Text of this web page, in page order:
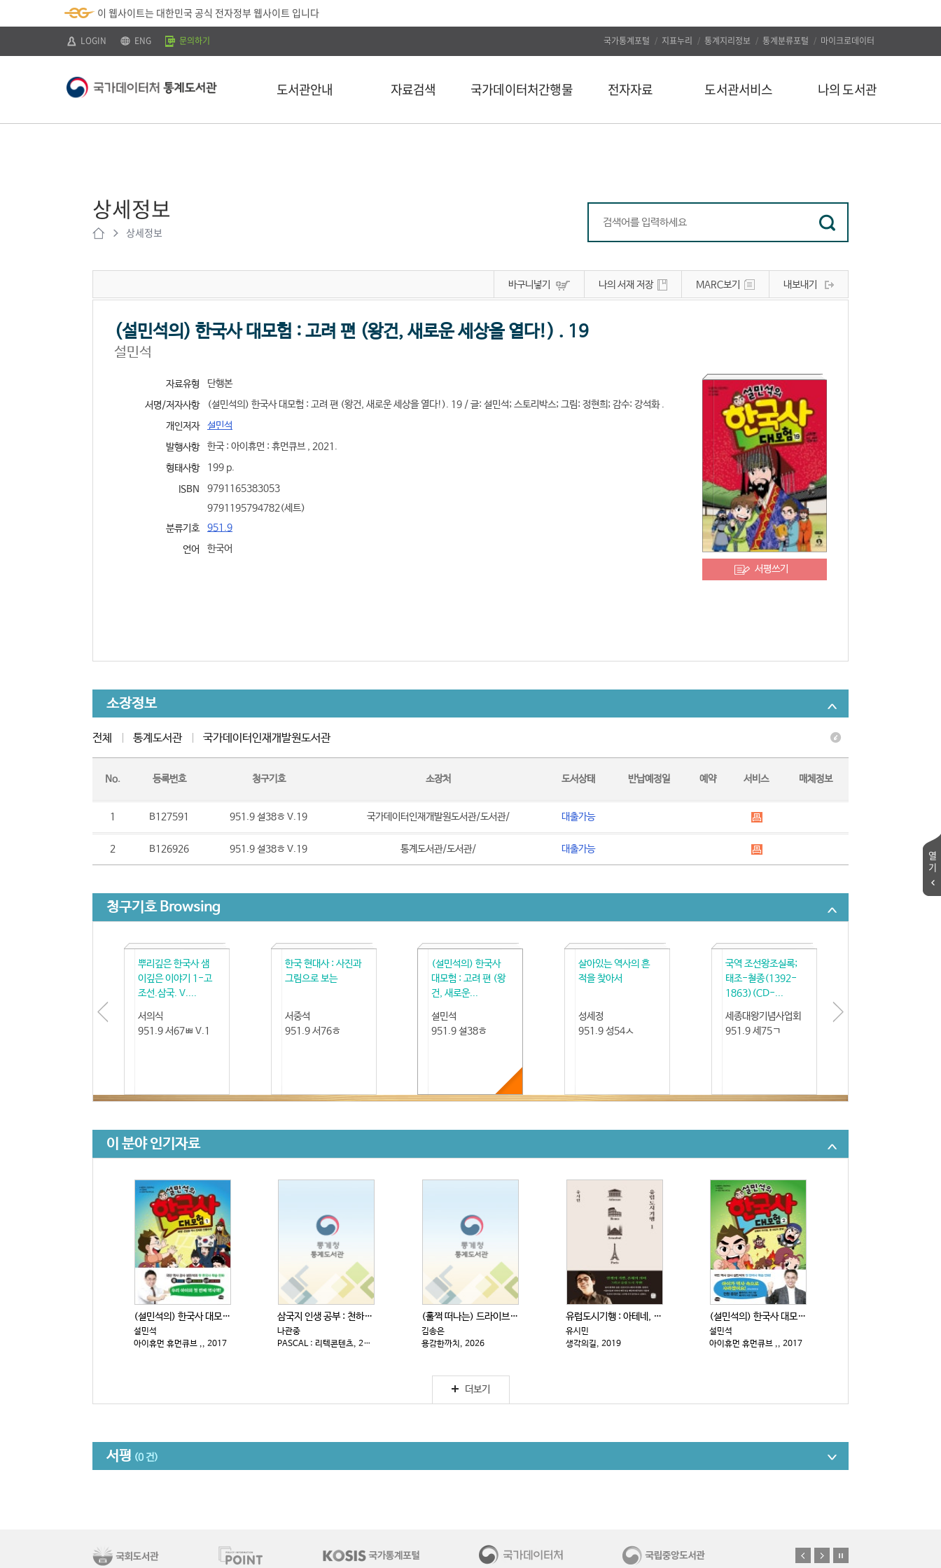
로
기
o
로
바
이 웹사이트는 대한민국 공식 전자정부 웹사이트 입니다
LOGIN ENG 문의하기 국가통계포털 지표누리 통계지리정보 통계분류포털 마이크로데이터
도서관안내 자료검색
컬렉션
국가데이터처간행물 전자자료
전자도서
도서관서비스
인기도서
정보서비스
유관사이트
공지사항
나의 도서관
대출/예약조회
자료구입신청
나의 서재
나의 서평
상세정보
상세정보
바구니넣기 나의 서재 저장 MARC보기 내보내기
(설민석의) 한국사 대모험 : 고려 편 (왕건, 새로운 세상을 열다!) . 19
설민석
서평쓰기
자료유형
단행본
서명/저자사항
(설민석의) 한국사 대모험 : 고려 편 (왕건, 새로운 세상을 열다!). 19 / 글: 설민석; 스토리박스; 그림: 정현희; 감수: 강석화 .
개인저자
설민석
발행사항
한국 : 아이휴먼 : 휴먼큐브 , 2021.
형태사항
199 p.
ISBN
9791165383053
9791195794782(세트)
분류기호
951.9
언어
한국어
소장정보
전체 통계도서관 국가데이터인재개발원도서관
No. 등록번호 청구기호 소장처 도서상태 반납예정일 예약 서비스 매체정보
1 B127591 951.9 설38ㅎ V.19 국가데이터인재개발원도서관/도서관/ 대출가능
2 B126926 951.9 설38ㅎ V.19 통계도서관/도서관/ 대출가능
청구기호 Browsing
뿌리깊은 한국사 샘
이깊은 이야기 1-고
조선.삼국. V....
서의식
951.9 서67ㅃ V.1
한국 현대사 : 사진과
그림으로 보는
서중석
951.9 서76ㅎ
(설민석의) 한국사
대모험 : 고려 편 (왕
건, 새로운...
설민석
951.9 설38ㅎ
살아있는 역사의 흔
적을 찾아서
성세정
951.9 성54ㅅ
국역 조선왕조실록;
태조-철종(1392-
1863)(CD-...
세종대왕기념사업회
951.9 세75ㄱ
이 분야 인기자료
(설민석의) 한국사 대모험 : 특명! 온달을 역사 천재...
설민석
아이휴먼 휴먼큐브 ,, 2017
삼국지 인생 공부 : 천하를 움직인 심리 전략
나관중
PASCAL : 리텍콘텐츠, 2025
(훌쩍 떠나는) 드라이브 전국 일주
김송은
용감한까치, 2026
유럽도시기행 : 아테네, 로마, 이스탄불, 파리 . 1
유시민
생각의길, 2019
(설민석의) 한국사 대모험 : 설쌤의 라이벌, 황 대감...
설민석
아이휴먼 휴먼큐브 ,, 2017
더보기
서평 (0 건)
열
기